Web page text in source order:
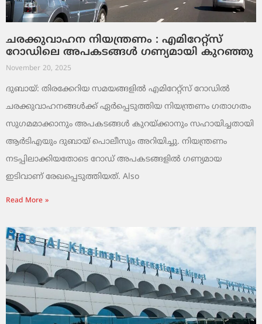
ചരക്കുവാഹന നിയന്ത്രണം : എമിറേറ്റ്സ്
റോഡിലെ അപകടങ്ങൾ ഗണ്യമായി കുറഞ്ഞു
November 20, 2025
ദുബായ്: തിരക്കേറിയ സമയങ്ങളിൽ എമിറേറ്റ്സ് റോഡിൽ
ചരക്കുവാഹനങ്ങൾക്ക് ഏർപ്പെടുത്തിയ നിയന്ത്രണം ഗതാഗതം
സുഗമമാക്കാനും അപകടങ്ങൾ കുറയ്ക്കാനും സഹായിച്ചതായി
ആർടിഎയും ദുബായ് പൊലീസും അറിയിച്ചു. നിയന്ത്രണം
നടപ്പിലാക്കിയതോടെ റോഡ് അപകടങ്ങളിൽ ഗണ്യമായ
ഇടിവാണ് രേഖപ്പെടുത്തിയത്. Also
Read More »